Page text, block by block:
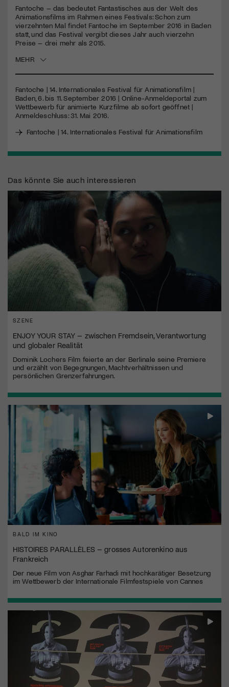
Fantoche – das bedeutet Fantastisches aus der Welt des
Animationsfilms im Rahmen eines Festivals: Schon zum
vierzehnten Mal findet Fantoche im September 2016 in Baden
statt, und das Festival vergibt dieses Jahr auch vierzehn
Preise – drei mehr als 2015.
MEHR
Fantoche | 14. Internationales Festival für Animationsfilm |
Baden, 6. bis 11. September 2016 | Online-Anmeldeportal zum
Wettbewerb für animierte Kurzfilme ab sofort geöffnet |
Anmeldeschluss: 31. Mai 2016.
Fantoche | 14. Internationales Festival für Animationsfilm
Das könnte Sie auch interessieren
SZENE
ENJOY YOUR STAY – zwischen Fremdsein, Verantwortung
und globaler Realität
Dominik Lochers Film feierte an der Berlinale seine Premiere
und erzählt von Begegnungen, Machtverhältnissen und
persönlichen Grenzerfahrungen.
BALD IM KINO
HISTOIRES PARALLÈLES – grosses Autorenkino aus
Frankreich
Der neue Film von Asghar Farhadi mit hochkarätiger Besetzung
im Wettbewerb der Internationale Filmfestspiele von Cannes